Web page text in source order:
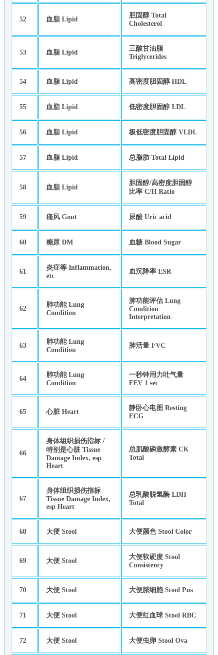
52 血脂 Lipid
胆固醇 Total
Cholesterol
53 血脂 Lipid
三酸甘油脂
Triglycerides
54 血脂 Lipid 高密度胆固醇 HDL
55 血脂 Lipid 低密度胆固醇 LDL
56 血脂 Lipid 极低密度胆固醇 VLDL
57 血脂 Lipid 总脂肪 Total Lipid
58 血脂 Lipid
胆固醇/高密度胆固醇
比率 C/H Ratio
59 痛风 Gout 尿酸 Uric acid
60 糖尿 DM 血糖 Blood Sugar
61
炎症等 Inflammation,
etc
血沉降率 ESR
62
肺功能 Lung
Condition
肺功能评估 Lung
Condition
Interpretation
63
肺功能 Lung
Condition
肺活量 FVC
64
肺功能 Lung
Condition
一秒钟用力吐气量
FEV 1 sec
65 心脏 Heart
静卧心电图 Resting
ECG
66
身体组织损伤指标 /
特别是心脏 Tissue
Damage Index, esp
Heart
总肌酸磷激酵素 CK
Total
67
身体组织损伤指标
Tissue Damage Index,
esp Heart
总乳酸脱氢酶 LDH
Total
68 大便 Stool 大便颜色 Stool Color
69 大便 Stool
大便软硬度 Stool
Consistency
70 大便 Stool 大便脓细胞 Stool Pus
71 大便 Stool 大便红血球 Stool RBC
72 大便 Stool 大便虫卵 Stool Ova